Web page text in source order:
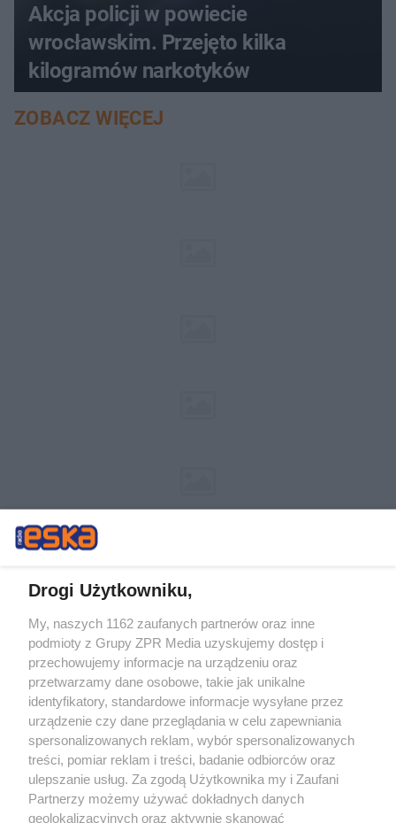
Akcja policji w powiecie
wrocławskim. Przejęto kilka
kilogramów narkotyków
ZOBACZ WIĘCEJ
Żaden utwór zamieszczony w serwisie nie może być powielany i
rozpowszechniany lub dalej rozpowszechniany w jakikolwiek sposób (w
tym także elektroniczny lub mechaniczny) na jakimkolwiek polu
eksploatacji w jakiejkolwiek formie, włącznie z umieszczaniem w
Internecie bez pisemnej zgody właściciela praw. Jakiekolwiek użycie lub
wykorzystanie utworów w całości lub w części z naruszeniem prawa,
tzn. bez właściwej zgody, jest zabronione pod groźbą kary i może być
ścigane prawnie.
Drogi Użytkowniku,
My, naszych 1162 zaufanych partnerów oraz inne
podmioty z Grupy ZPR Media uzyskujemy dostęp i
przechowujemy informacje na urządzeniu oraz
przetwarzamy dane osobowe, takie jak unikalne
identyfikatory, standardowe informacje wysyłane przez
urządzenie czy dane przeglądania w celu zapewniania
spersonalizowanych reklam, wybór spersonalizowanych
treści, pomiar reklam i treści, badanie odbiorców oraz
ulepszanie usług. Za zgodą Użytkownika my i Zaufani
Partnerzy możemy używać dokładnych danych
geolokalizacyjnych oraz aktywnie skanować